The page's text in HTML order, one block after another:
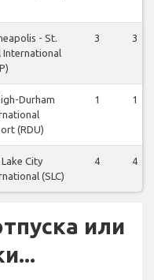
- St.
International
3 3
Durham
(RDU)
1 1
City
(SLC)
4 4
или